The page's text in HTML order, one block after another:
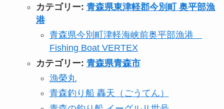
カテゴリー: 青森県東津軽郡今別町 奥平部漁
港
青森県今別町津軽海峡前奥平部漁港
Fishing Boat VERTEX
カテゴリー: 青森県青森市
漁榮丸
青森釣り船 轟天（ごうてん）